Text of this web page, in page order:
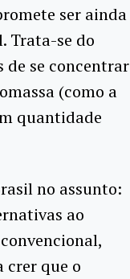
ser ainda
Trata-se do
de se concentrar
(como a
quantidade
no assunto:
ao
crer que o